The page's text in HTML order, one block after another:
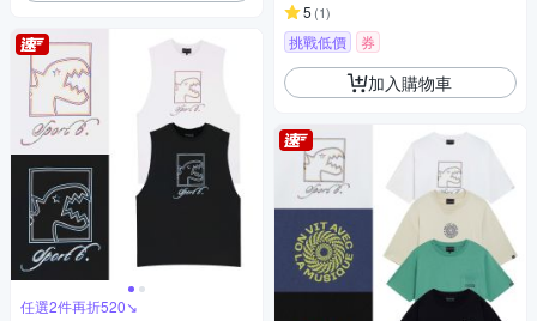
任選2件再折520↘
5 (1)
挑戰低價 券
加入購物車